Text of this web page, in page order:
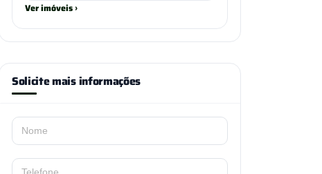
Ver imóveis ›
Solicite mais informações